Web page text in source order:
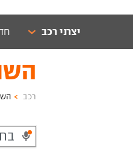
יצרני רכב
רכב